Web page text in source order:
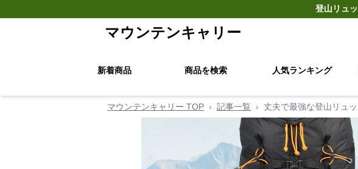
登山リュ
マウンテンキャリー
新着商品 商品を検索 人気ランキング
マウンテンキャリー TOP › 記事一覧 › 丈夫で最強な登山リュ